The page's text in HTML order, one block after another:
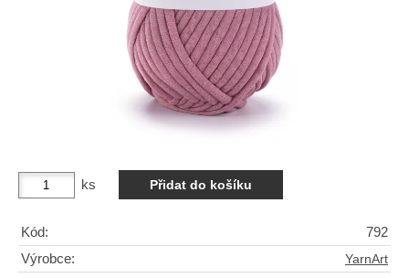
ks
Kód:
792
Výrobce:
YarnArt